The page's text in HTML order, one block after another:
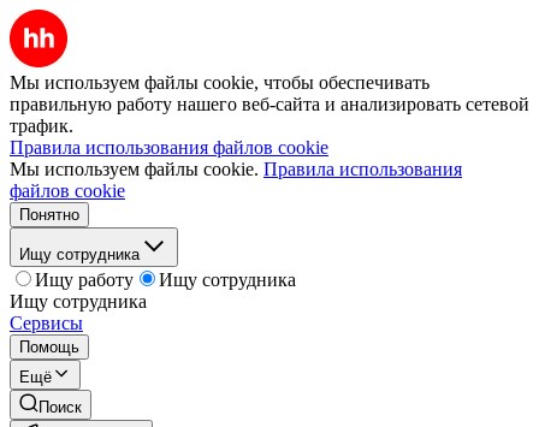
Мы используем файлы cookie, чтобы обеспечивать
правильную работу нашего веб-сайта и анализировать сетевой
трафик.
Правила использования файлов cookie
Мы используем файлы cookie. Правила использования
файлов cookie
Понятно
Ищу сотрудника
Ищу работу
Ищу сотрудника
Ищу сотрудника
Сервисы
Помощь
Ещё
Поиск